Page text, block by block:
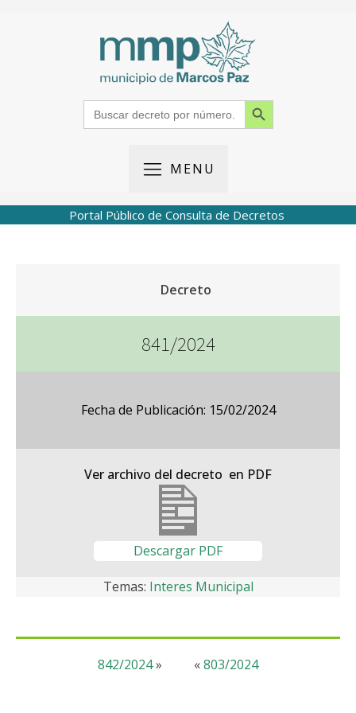
Search
for:
Search Button
MENU
Portal Público de Consulta de Decretos
Decreto
841/2024
Fecha de Publicación: 15/02/2024
Ver archivo del decreto en PDF
Descargar PDF
Temas: Interes Municipal
«803/2024
842/2024»